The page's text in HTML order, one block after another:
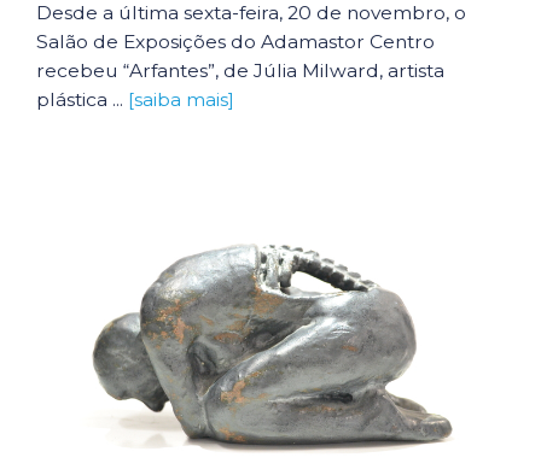
Desde a última sexta-feira, 20 de novembro, o
Salão de Exposições do Adamastor Centro
recebeu “Arfantes”, de Júlia Milward, artista
plástica ... [saiba mais]